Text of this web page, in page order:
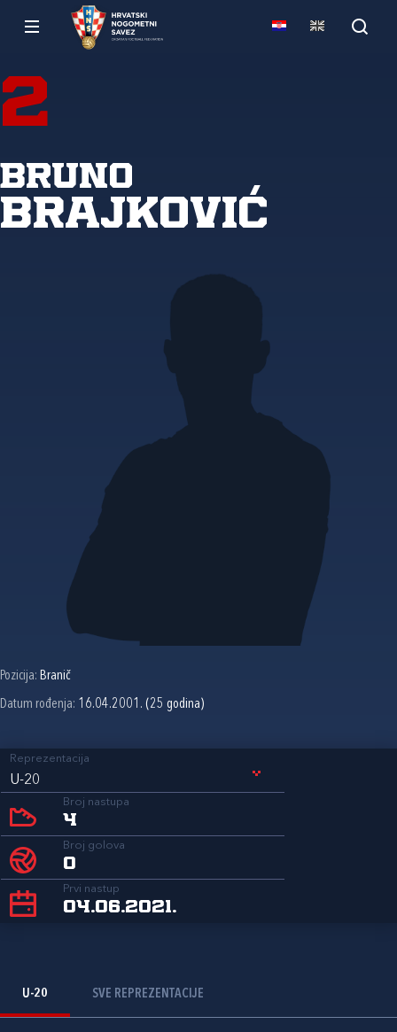
2
Bruno
Brajković
Pozicija: Branič
Datum rođenja: 16.04.2001. (25 godina)
Reprezentacija
U-20
Broj nastupa
4
Broj golova
0
Prvi nastup
04.06.2021.
U-20 SVE REPREZENTACIJE